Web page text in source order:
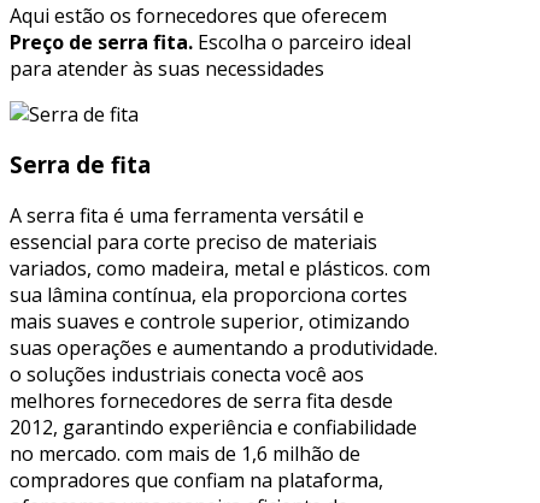
Aqui estão os fornecedores que oferecem
Preço de serra fita. Escolha o parceiro ideal
para atender às suas necessidades
Serra de fita
A serra fita é uma ferramenta versátil e
essencial para corte preciso de materiais
variados, como madeira, metal e plásticos. com
sua lâmina contínua, ela proporciona cortes
mais suaves e controle superior, otimizando
suas operações e aumentando a produtividade.
o soluções industriais conecta você aos
melhores fornecedores de serra fita desde
2012, garantindo experiência e confiabilidade
no mercado. com mais de 1,6 milhão de
compradores que confiam na plataforma,